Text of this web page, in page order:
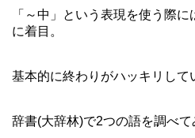
「～中」という表現を使う際に
に着目。
基本的に終わりがハッキリして
辞書(大辞林)で2つの語を調べて